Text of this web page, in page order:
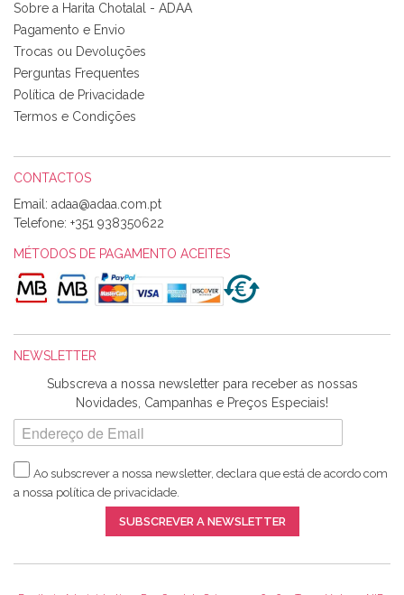
Tudo chegou em condições, pois os produtos vieram muito
bem acondicionados. Estou plenamente satisfeita com os
produtos adquiridos. Relativamente à bolsa, tem um tecido
com um padrão e cores muito bonitas e a execução está
perfeitíssima. Futuramente penso voltar a comprar na vossa
loja, têm excelentes artigos a um preço muito justo. A
Alexandra Morais
Olá boa Noite. Os meus tecidos chegaram hoje. Muito
obrigada pelo miminho que dá um jeitaço pras minhas linhas
de bordar e não sei o que pões nos tecidos, mas que cheiram
maravilhosamente ... cheiram! :) Muito Obrigada.
Harita a minha encomenda já chegou. :) Muito obrigada pela
rapidez no envio, pela qualidade dos materiais que me
enviaste e pela simpatia de sempre. :)
Catarina Amaro
5 estrelas. Gosto muito do serviço. A Harita Chotalal é muito
Recomendo.
Sobre a Harita Chotalal - ADAA
Pagamento e Envio
Trocas ou Devoluções
Perguntas Frequentes
Política de Privacidade
Termos e Condições
CONTACTOS
Email:
Telefone: +351 938350622
MÉTODOS DE PAGAMENTO ACEITES
NEWSLETTER
Subscreva a nossa newsletter para receber as nossas
Novidades, Campanhas e Preços Especiais!
Ao subscrever a nossa newsletter, declara que está de acordo com
a nossa política de privacidade.
SUBSCREVER A NEWSLETTER